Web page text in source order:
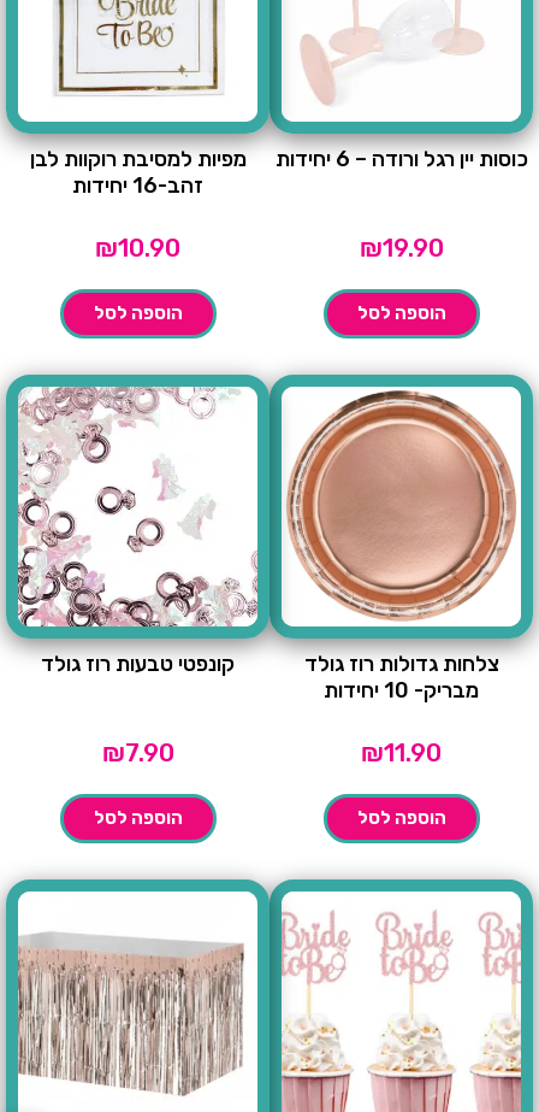
כוסות יין רגל ורודה – 6 יחידות
₪19.90
הוספה לסל
מפיות למסיבת רוקוות לבן
זהב-16 יחידות
₪10.90
הוספה לסל
צלחות גדולות רוז גולד
מבריק- 10 יחידות
₪11.90
הוספה לסל
קונפטי טבעות רוז גולד
₪7.90
הוספה לסל